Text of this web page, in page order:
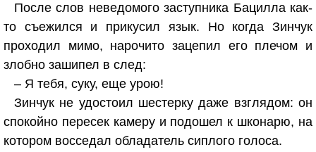
После слов неведомого заступника Бацилла как-
то съежился и прикусил язык. Но когда Зинчук
проходил мимо, нарочито зацепил его плечом и
злобно зашипел в след:
– Я тебя, суку, еще урою!
Зинчук не удостоил шестерку даже взглядом: он
спокойно пересек камеру и подошел к шконарю, на
котором восседал обладатель сиплого голоса.